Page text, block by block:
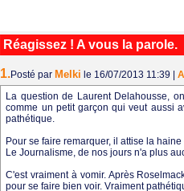
Réagissez ! A vous la parole.
1.Posté par Melki le 16/07/2013 11:39
La question de Laurent Delahousse,
comme un petit garçon qui veut aussi
pathétique.
Pour se faire remarquer, il attise la
Le Journalisme, de nos jours n'a plus
C'est vraiment à vomir. Après
pour se faire bien voir. Vraiment